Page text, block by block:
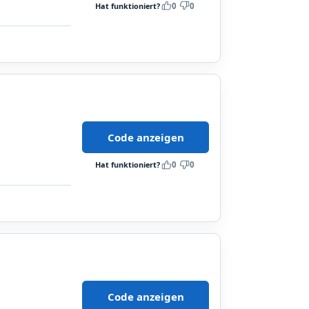
Hat funktioniert? 0 0
Code anzeigen
Hat funktioniert? 0 0
Code anzeigen